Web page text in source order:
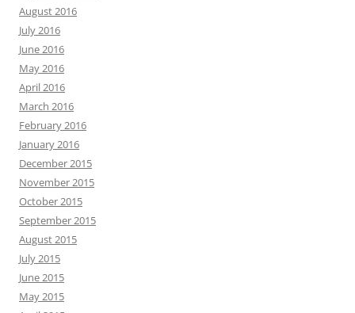
August 2016
July 2016
June 2016
May 2016
April 2016
March 2016
February 2016
January 2016
December 2015
November 2015
October 2015
September 2015
August 2015
July 2015
June 2015
May 2015